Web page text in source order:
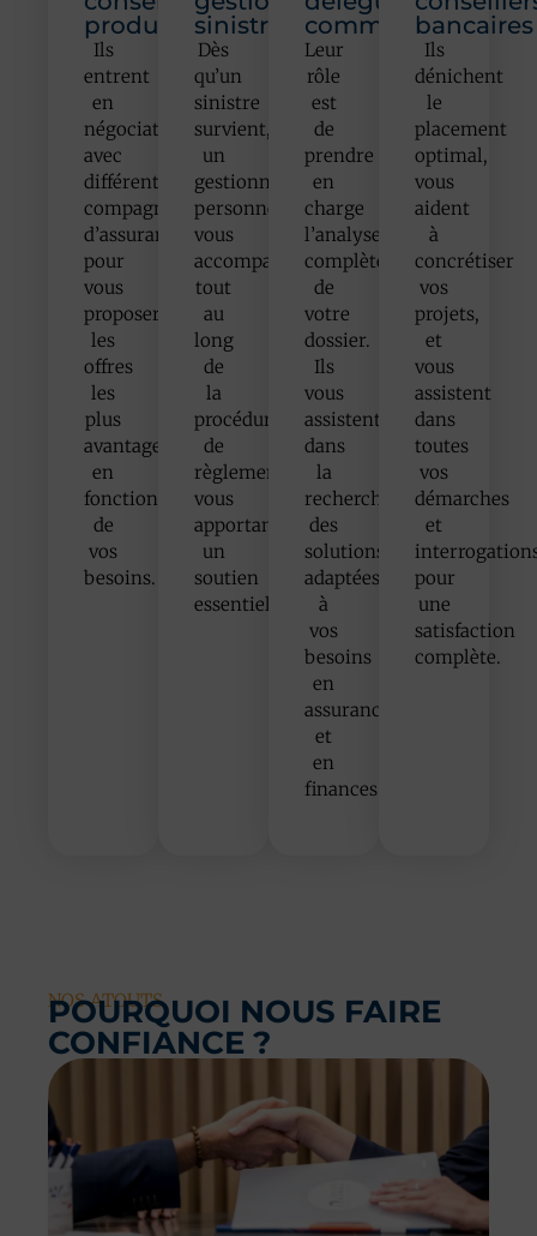
production
Ils
entrent
en
négociations
avec
différentes
compagnies
d’assurance
pour
vous
proposer
les
offres
les
plus
avantageuses
en
fonction
de
vos
besoins.
sinistres
Dès
qu’un
sinistre
survient,
un
gestionnaire
personnel
vous
accompagne
tout
au
long
de
la
procédure
de
règlement,
vous
apportant
un
soutien
essentiel.
commerciaux
Leur
rôle
est
de
prendre
en
charge
l’analyse
complète
de
votre
dossier.
Ils
vous
assistent
dans
la
recherche
des
solutions
adaptées
à
vos
besoins
en
assurances
et
en
finances.
bancaires
Ils
dénichent
le
placement
optimal,
vous
aident
à
concrétiser
vos
projets,
et
vous
assistent
dans
toutes
vos
démarches
et
pour
une
satisfaction
complète.
NOS ATOUTS
POURQUOI NOUS FAIRE
CONFIANCE ?